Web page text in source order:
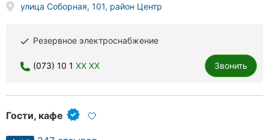
улица Соборная, 101, район Центр
done Резервное электроснабжение
(073) 10 1 XX XX Звонить
Гости, кафе